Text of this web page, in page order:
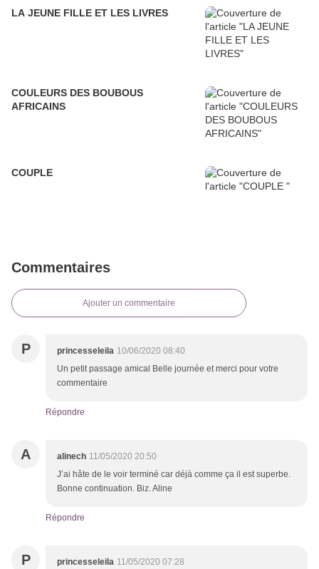
LA JEUNE FILLE ET LES LIVRES
COULEURS DES BOUBOUS
AFRICAINS
COUPLE
Commentaires
Ajouter un commentaire
P princesseleila 10/06/2020 08:40
Un petit passage amical Belle journée et merci pour votre
commentaire
Répondre
A alinech 11/05/2020 20:50
J’ai hâte de le voir terminé car déjà comme ça il est superbe.
Bonne continuation. Biz. Aline
Répondre
P princesseleila 11/05/2020 07:28